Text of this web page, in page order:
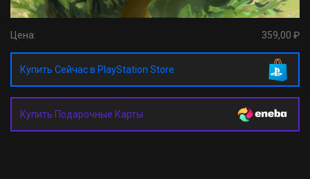
Цена: 359,00 ₽
Купить Сейчас в PlayStation Store
Купить Подарочные Карты